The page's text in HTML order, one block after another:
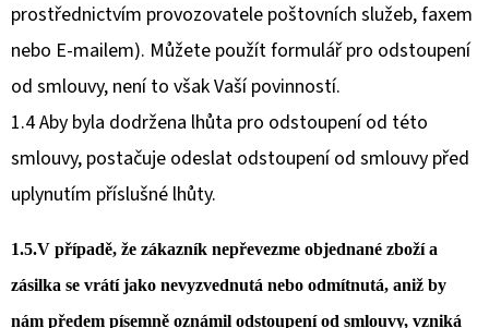
prostřednictvím provozovatele poštovních služeb, faxem
nebo E-mailem). Můžete použít formulář pro odstoupení
od smlouvy, není to však Vaší povinností.
1.4 Aby byla dodržena lhůta pro odstoupení od této
smlouvy, postačuje odeslat odstoupení od smlouvy před
uplynutím příslušné lhůty.
1.5.V případě, že zákazník nepřevezme objednané zboží a
zásilka se vrátí jako nevyzvednutá nebo odmítnutá, aniž by
nám předem písemně oznámil odstoupení od smlouvy, vzniká